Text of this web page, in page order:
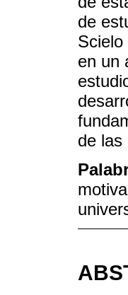
de
en un
de las